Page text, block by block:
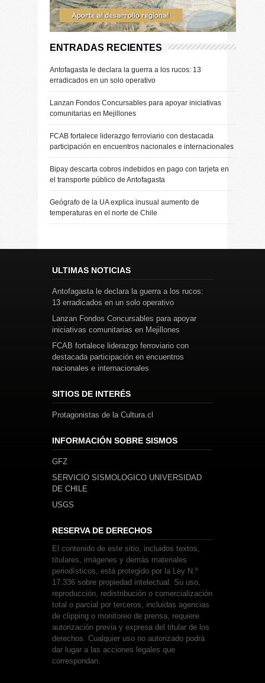
ENTRADAS RECIENTES
Antofagasta le declara la guerra a los rucos: 13
erradicados en un solo operativo
Lanzan Fondos Concursables para apoyar iniciativas
comunitarias en Mejillones
FCAB fortalece liderazgo ferroviario con destacada
participación en encuentros nacionales e internacionales
Bipay descarta cobros indebidos en pago con tarjeta en
el transporte público de Antofagasta
Geógrafo de la UA explica inusual aumento de
temperaturas en el norte de Chile
ULTIMAS NOTICIAS
Antofagasta le declara la guerra a los rucos:
13 erradicados en un solo operativo
Lanzan Fondos Concursables para apoyar
iniciativas comunitarias en Mejillones
FCAB fortalece liderazgo ferroviario con
destacada participación en encuentros
nacionales e internacionales
SITIOS DE INTERÉS
Protagonistas de la Cultura.cl
INFORMACIÓN SOBRE SISMOS
GFZ
SERVICIO SISMOLOGICO UNIVERSIDAD
DE CHILE
USGS
RESERVA DE DERECHOS
El contenido de este sitio, incluidos textos,
titulares, imágenes y demás materiales
periodísticos, está protegido por la Ley N.º
17.336 sobre propiedad intelectual. Su uso,
reproducción, redistribución o comercialización
total o parcial por terceros, incluidas agencias
de clipping o monitoreo de prensa, requiere
autorización previa y expresa del titular de los
derechos. Cualquier uso no autorizado podrá
dar lugar a las acciones legales que
correspondan.